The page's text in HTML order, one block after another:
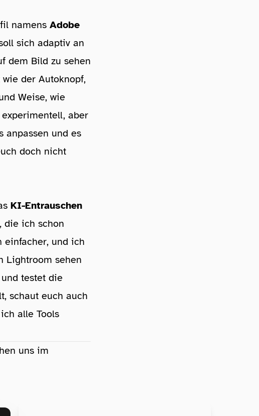
namens Adobe
sich adaptiv an
dem Bild zu sehen
der Autoknopf,
Weise, wie
aber
anpassen und es
doch nicht
KI-Entrauschen
die ich schon
einfacher, und ich
Lightroom sehen
testet die
schaut euch auch
alle Tools
uns im